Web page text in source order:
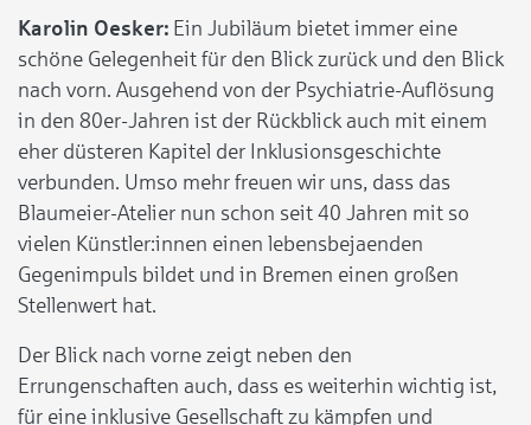
Karolin Oesker: Ein Jubiläum bietet immer eine
schöne Gelegenheit für den Blick zurück und den Blick
nach vorn. Ausgehend von der Psychiatrie-Auflösung
in den 80er-Jahren ist der Rückblick auch mit einem
eher düsteren Kapitel der Inklusionsgeschichte
verbunden. Umso mehr freuen wir uns, dass das
Blaumeier-Atelier nun schon seit 40 Jahren mit so
vielen Künstler:innen einen lebensbejaenden
Gegenimpuls bildet und in Bremen einen großen
Stellenwert hat.
Der Blick nach vorne zeigt neben den
Errungenschaften auch, dass es weiterhin wichtig ist,
für eine inklusive Gesellschaft zu kämpfen und